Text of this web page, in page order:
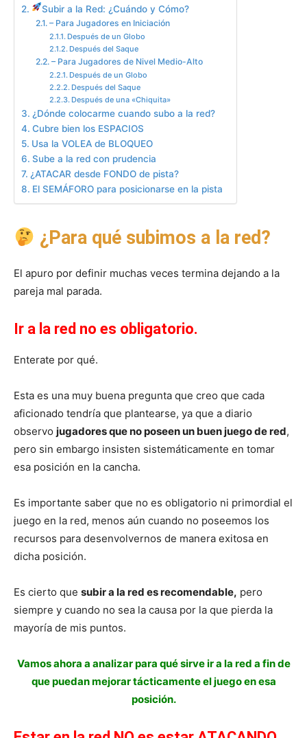
Subir a la Red: ¿Cuándo y Cómo?
– Para Jugadores en Iniciación
Después de un Globo
Después del Saque
– Para Jugadores de Nivel Medio-Alto
Después de un Globo
Después del Saque
Después de una «Chiquita»
¿Dónde colocarme cuando subo a la red?
Cubre bien los ESPACIOS
Usa la VOLEA de BLOQUEO
Sube a la red con prudencia
¿ATACAR desde FONDO de pista?
El SEMÁFORO para posicionarse en la pista
¿Para qué subimos a la red?
El apuro por definir muchas veces termina dejando a la
pareja mal parada.
Ir a la red no es obligatorio.
Enterate por qué.
Esta es una muy buena pregunta que creo que cada
aficionado tendría que plantearse, ya que a diario
observo jugadores que no poseen un buen juego de red,
pero sin embargo insisten sistemáticamente en tomar
esa posición en la cancha.
Es importante saber que no es obligatorio ni primordial el
juego en la red, menos aún cuando no poseemos los
recursos para desenvolvernos de manera exitosa en
dicha posición.
Es cierto que subir a la red es recomendable, pero
siempre y cuando no sea la causa por la que pierda la
mayoría de mis puntos.
Vamos ahora a analizar para qué sirve ir a la red a fin de
que puedan mejorar tácticamente el juego en esa
posición.